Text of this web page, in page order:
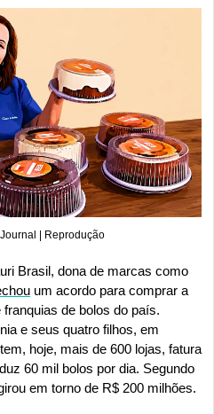
| Reprodução
Brasil, dona de marcas como
um acordo para comprar a
de bolos do país.
e seus quatro filhos, em
hoje, mais de 600 lojas, fatura
60 mil bolos por dia. Segundo
em torno de R$ 200 milhões.